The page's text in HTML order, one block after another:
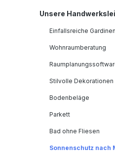
Unsere
Einfallsreiche Gardinen
Wohnraumberatung
Stilvolle Dekorationen
Bodenbeläge
Parkett
Bad ohne Fliesen
Sonnenschutz nach